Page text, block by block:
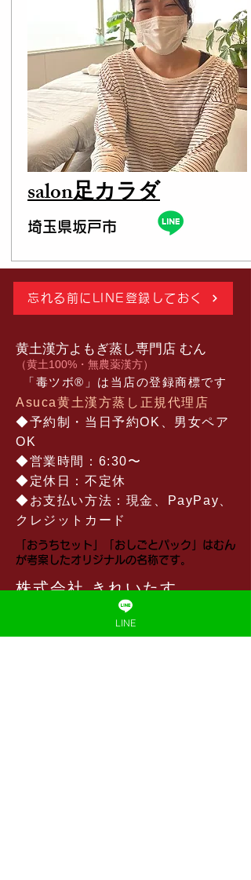
salon​足カラダ
埼玉県坂戸市
忘れる前にLINE登録しておく
黄土漢方よもぎ蒸し専門店 むん
​（黄土100%・無農薬漢方）
Asuca黄土漢方蒸し正規代理店
◆予約制・当日予約OK、男女ペア
OK​
◆営業時間：6:30〜
◆定休日：不定休
​◆お支払い方法：現金、PayPay、
クレジットカード
「毒ツボ®︎」は当店の登録商標です
​「おうちセット」「おしごとパック」はむん
が考案したオリジナルの名称です。
株式会社 きれいたす
LINE